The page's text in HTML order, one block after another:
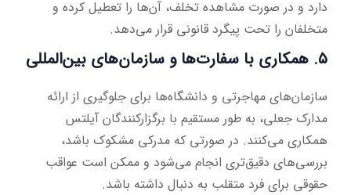
دارد و در صورت مشاهده تخلف، آن‌ها را تعطیل کرده و
متخلفان را تحت پیگرد قانونی قرار می‌دهد.
۵. همکاری با سفارت‌ها و سازمان‌های بین‌المللی
سازمان‌های مهاجرتی و دانشگاه‌ها برای جلوگیری از ارائه
مدارک جعلی، به طور مستقیم با برگزارکنندگان آیلتس
همکاری می‌کنند. در صورتی که مدرکی مشکوک باشد،
بررسی‌های دقیق‌تری انجام می‌شود و ممکن است عواقب
حقوقی برای فرد متقلب به دنبال داشته باشد.